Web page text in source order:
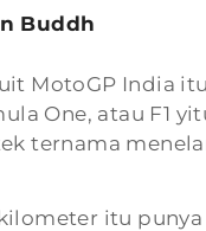
Buddh
MotoGP India
One, atau F1
ternama
itu punya